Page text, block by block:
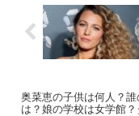
奥菜恵の子供は何人？
は？娘の学校は女学館